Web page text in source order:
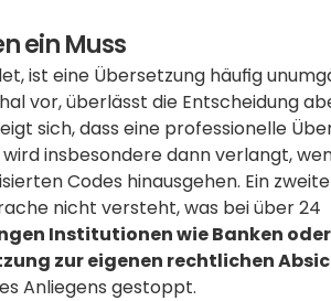
ein Muss
ist eine Übersetzung häufig
vor, überlässt die Entscheidung
sich, dass eine professionelle
insbesondere dann verlangt,
Codes hinausgehen. Ein
nicht versteht, was bei über 24
Institutionen wie Banken oder
zur eigenen rechtlichen
Anliegens gestoppt.